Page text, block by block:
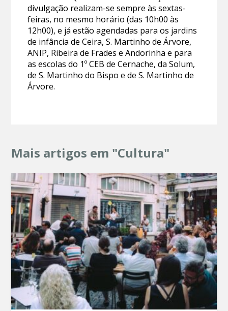
divulgação realizam-se sempre às sextas-
feiras, no mesmo horário (das 10h00 às
12h00), e já estão agendadas para os jardins
de infância de Ceira, S. Martinho de Árvore,
ANIP, Ribeira de Frades e Andorinha e para
as escolas do 1º CEB de Cernache, da Solum,
de S. Martinho do Bispo e de S. Martinho de
Árvore.
Mais artigos em "Cultura"